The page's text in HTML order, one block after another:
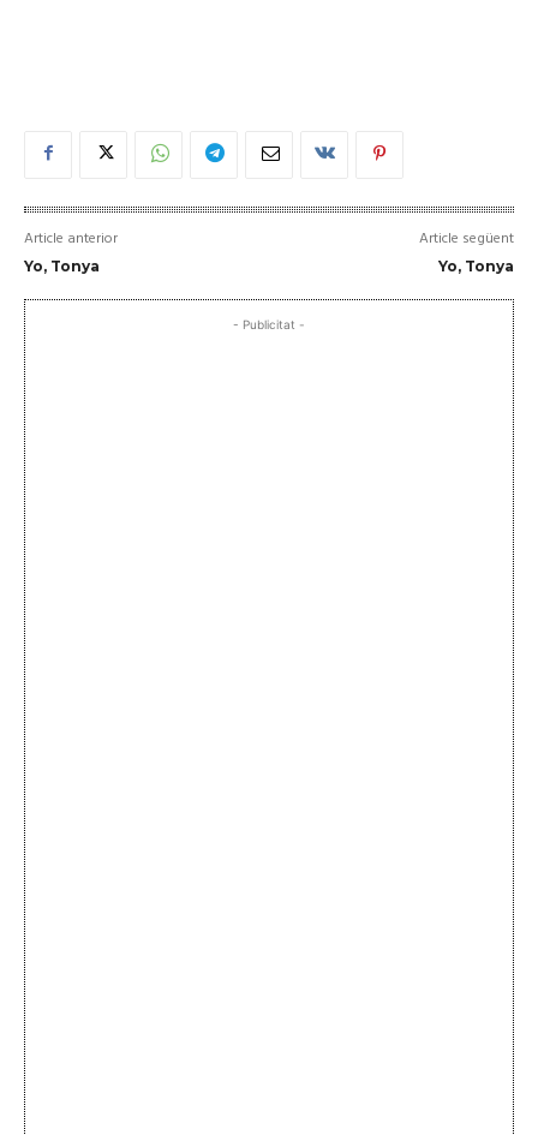
Article anterior
Yo, Tonya
Article següent
Yo, Tonya
- Publicitat -